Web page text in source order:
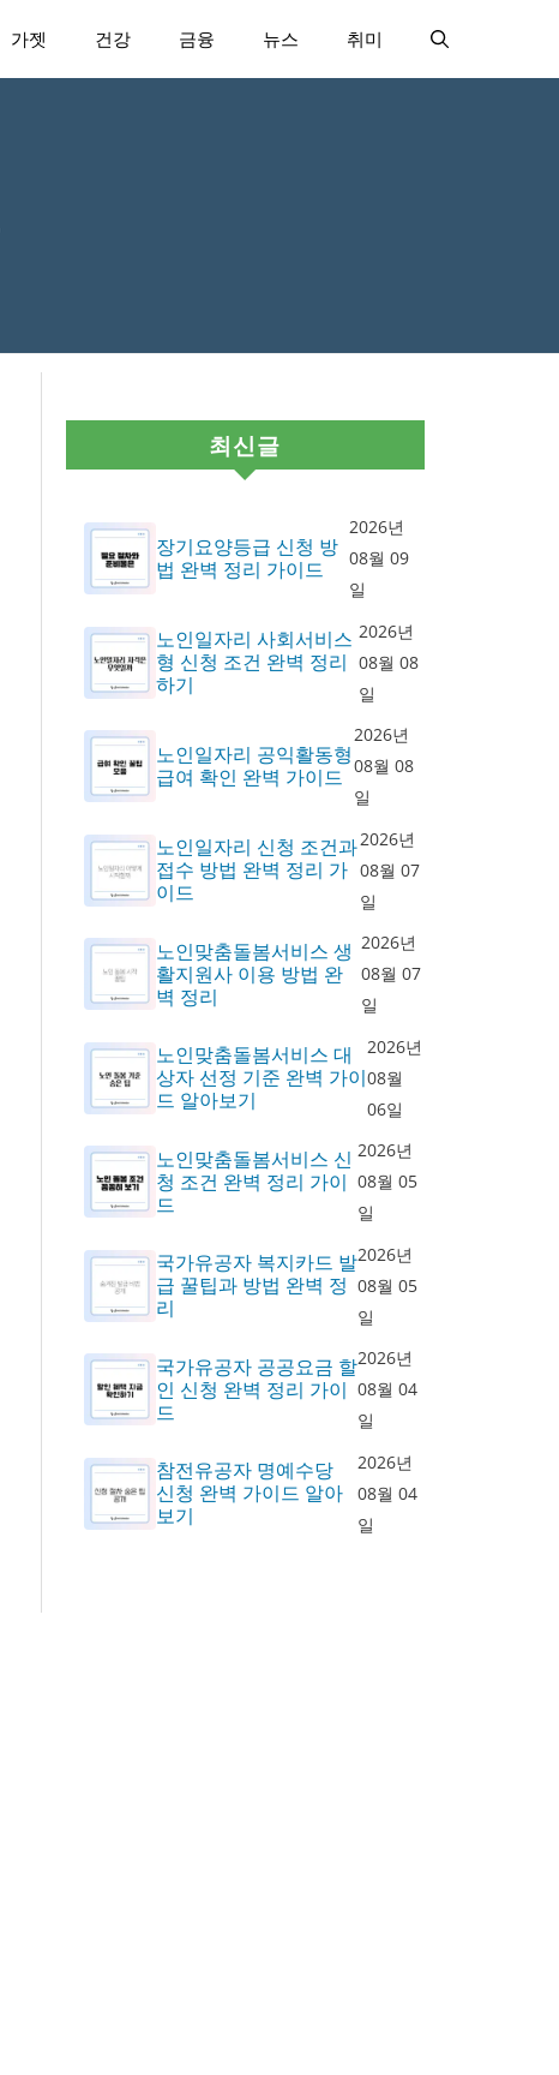
가젯 건강 금융 뉴스 취미
최신글
장기요양등급 신청 방
법 완벽 정리 가이드
2026년
08월 09
일
노인일자리 사회서비스
형 신청 조건 완벽 정리
하기
2026년
08월 08
일
노인일자리 공익활동형
급여 확인 완벽 가이드
2026년
08월 08
일
노인일자리 신청 조건과
접수 방법 완벽 정리 가
이드
2026년
08월 07
일
노인맞춤돌봄서비스 생
활지원사 이용 방법 완
벽 정리
2026년
08월 07
일
노인맞춤돌봄서비스 대
상자 선정 기준 완벽 가이
드 알아보기
2026년
08월
06일
노인맞춤돌봄서비스 신
청 조건 완벽 정리 가이
드
2026년
08월 05
일
국가유공자 복지카드 발
급 꿀팁과 방법 완벽 정
리
2026년
08월 05
일
국가유공자 공공요금 할
인 신청 완벽 정리 가이
드
2026년
08월 04
일
참전유공자 명예수당
신청 완벽 가이드 알아
보기
2026년
08월 04
일